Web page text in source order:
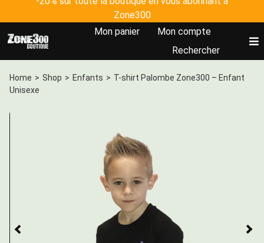
to
content
Zone300
Mon panier
Mon compte
Rechercher
Accueil
Johanna Clermont
Plateforme Zone300
Home > Shop > Enfants > T-shirt Palombe Zone300 – Enfant
Unisexe